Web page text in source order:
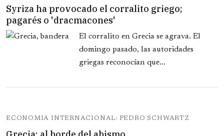
Syriza ha provocado el corralito griego;
pagarés o 'dracmacones'
El corralito en Grecia se agrava. El
domingo pasado, las autoridades
griegas reconocían que...
ECONOMIA INTERNACIONAL: PEDRO SCHWARTZ